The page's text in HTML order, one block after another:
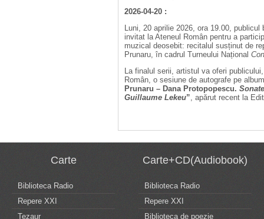
2026-04-20 :
Luni, 20 aprilie 2026, ora 19.00, publicul
invitat la Ateneul Român pentru a
muzical deosebit: recitalul susținut de
Prunaru, în cadrul Turneului Național
La finalul serii, artistul va oferi
Român, o sesiune de autografe pe
Prunaru – Dana Protopopescu.
Guillaume Lekeu”, apărut recent la
Carte
Biblioteca Radio
Repere XXI
Tezaur
Carte+CD(Audiobook)
Biblioteca Radio
Repere XXI
Biblioteca de poezie